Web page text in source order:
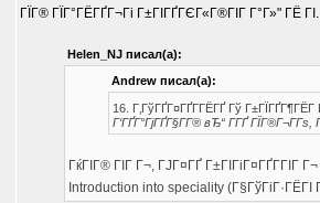
ГЇГ® ГЇГ°ГЁГҐГ¬Гі Г±ГІГҐГЄГ«Г®ГІГ Г°Г»" ГЁ
Helen_NJ писал(а):
Andrew писал(а):
16. Г‚ГўГҐГ¤ГҐГ­ГЁГҐ Гў Г±ГЇГҐГ¶ГЁГ
Г‘ГҐГ°ГјГҐГ§Г­Г® вЂ“ Г­ГҐ ГЇГ®Г¬Г­Гѕ,
ГќГІГ® ГІГ Г¬, ГЈГ¤ГҐ Г±ГІГіГ¤ГҐГ­ГІГ
Introduction into speciality (Г§ГўГіГ·ГЁГІ